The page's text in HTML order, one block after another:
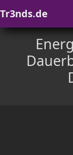
Tr3nds.de